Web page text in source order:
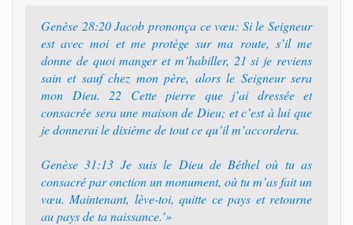
Genèse 28:20 Jacob prononça ce vœu: Si le Seigneur
est avec moi et me protège sur ma route, s’il me
donne de quoi manger et m’habiller, 21 si je reviens
sain et sauf chez mon père, alors le Seigneur sera
mon Dieu. 22 Cette pierre que j’ai dressée et
consacrée sera une maison de Dieu; et c’est à lui que
je donnerai le dixième de tout ce qu’il m’accordera.
Genèse 31:13 Je suis le Dieu de Béthel où tu as
consacré par onction un monument, où tu m’as fait un
vœu. Maintenant, lève-toi, quitte ce pays et retourne
au pays de ta naissance.’»